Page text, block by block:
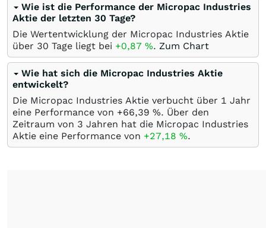
Wie ist die Performance der Micropac Industries
Aktie der letzten 30 Tage?
Die Wertentwicklung der Micropac Industries Aktie
über 30 Tage liegt bei +0,87 %. Zum Chart
Wie hat sich die Micropac Industries Aktie
entwickelt?
Die Micropac Industries Aktie verbucht über 1 Jahr
eine Performance von +66,39 %. Über den
Zeitraum von 3 Jahren hat die Micropac Industries
Aktie eine Performance von +27,18 %.